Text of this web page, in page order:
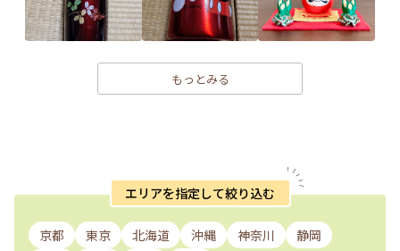
もっとみる
エリアを指定して絞り込む
京都 東京 北海道 沖縄 神奈川
静岡